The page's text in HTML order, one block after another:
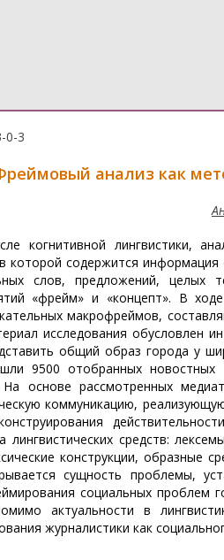
0-3
анализ как
когнитивной лингвистики,
в которой содержится
слов, предложений, целых
«фрейм» и «концепт». В
макрофреймов,
исследования
общий образ города у
9500 отобранных
основе рассмотренных
коммуникацию,
средств:
конструкции, образные
сущность проблемы,
социальных проблем
актуальности в
журналистики как